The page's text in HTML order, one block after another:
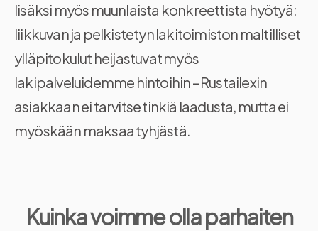
lisäksi myös muunlaista konkreettista hyötyä:
liikkuvan ja pelkistetyn lakitoimiston maltilliset
ylläpitokulut heijastuvat myös
lakipalveluidemme hintoihin – Rustailexin
asiakkaan ei tarvitse tinkiä laadusta, mutta ei
myöskään maksaa tyhjästä.
Kuinka voimme olla parhaiten